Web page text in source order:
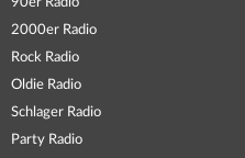
2000er Radio
Rock Radio
Oldie Radio
Schlager Radio
Party Radio